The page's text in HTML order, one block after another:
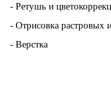
- Ретушь и
- Отрисовка растровых
- Верстка